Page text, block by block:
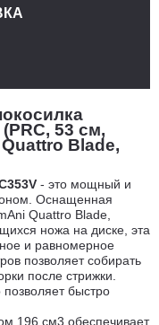
53 см,
Blade,
- это мощный и
Оснащенная
Quattro Blade,
ножа на диске, эта
и равномерное
позволяет собирать
после стрижки.
быстро
196 см3 обеспечивает